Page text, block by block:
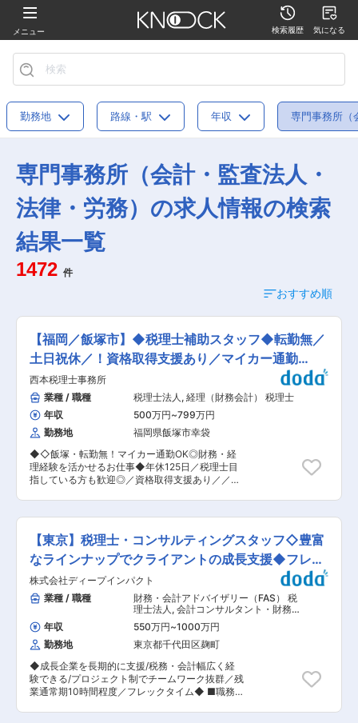
メニュー 検索履歴 気になる
勤務地 路線・駅 年収 専門事務所（
専門事務所（会計・監査法人・
法律・労務）の求人情報の検索
結果一覧
1472 件
おすすめ順
【福岡／飯塚市】◆税理士補助スタッフ◆転勤無／
土日祝休／！資格取得支援あり／マイカー通勤
OK◆
西本税理士事務所
業種 / 職種
税理士法人 , 経理（財務会計） 税理士
年収
500万円~799万円
勤務地
福岡県飯塚市幸袋
◆◇飯塚・転勤無！マイカー通勤OK◎財務・経
理経験を活かせるお仕事◆年休125日／税理士目
指している方も歓迎◎／資格取得支援あり／／幅
らの問い合わせが増加していることによる体制強
化にて今回増員での人員募集を行っています。 財
務・経理経験をお持ちの方でアットホームな環境
でエリアに根差し、腰を据えて働きたい方是非ご
応募ください！ ■業務内容： 税理士補助スタッ
フとして会計ソフトによる月次試算表の作成や決
算書、確定申告書の作成などをお任せします。 ■
業務詳細： ・クライアント周り（決算の説明）
・税理士補助業務（申告書入力） ・帳簿作成・記
帳代行（ミロク）月次の入力 ・業務委託との連携
・年末調整 ・確定申告 ・月次・年次決算 その他
に社会保険手続きや給与計算、相続税贈与などの
業務をお任せすることもあります。 ※1人あた
り：法人（中小零細）20社、個人事業主10件
【変更の範囲：会社の定める業務】 ■組織構成：
社員6名（男性2名、女性4名40代〜50代）、パ
【東京】税理士・コンサルティングスタッフ◇豊富
なラインナップでクライアントの成長支援◆フレッ
クス制
株式会社ディープインパクト
業種 / 職種
財務・会計アドバイザリー（FAS） 税
理士法人 , 会計コンサルタント・財務ア
ドバイザリー 税理士
年収 550万円~1000万円
勤務地
東京都千代田区麹町
◆成長企業を長期的に支援/税務・会計幅広く経
験できる/プロジェクト制でチームワーク抜群／残
業通常期10時間程度／フレックタイム◆ ■職務